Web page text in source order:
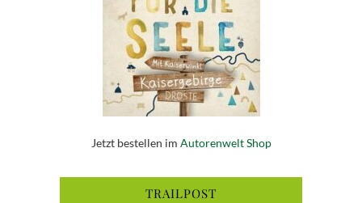
Jetzt bestellen im Autorenwelt Shop
TRAILPOST